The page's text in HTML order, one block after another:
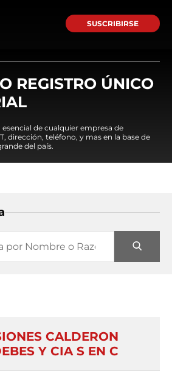
SUSCRIBIRSE
REGISTRO ÚNICO
de cualquier empresa de
dirección, teléfono, y mas en la base de
del país.
CALDERON
Y CIA S EN C